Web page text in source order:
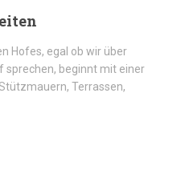
Hofes, egal ob wir über
sprechen, beginnt mit einer
Terrassen,